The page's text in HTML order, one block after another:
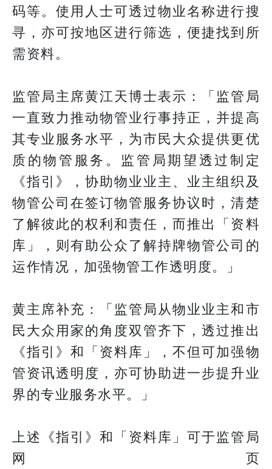
码等。使用人士可透过物业名称进行搜
寻，亦可按地区进行筛选，便捷找到所
需资料。
监管局主席黄江天博士表示：「监管局
一直致力推动物管业行事持正，并提高
其专业服务水平，为市民大众提供更优
质的物管服务。监管局期望透过制定
《指引》，协助物业业主、业主组织及
物管公司在签订物管服务协议时，清楚
了解彼此的权利和责任，而推出「资料
库」，则有助公众了解持牌物管公司的
运作情况，加强物管工作透明度。」
黄主席补充：「监管局从物业业主和市
民大众用家的角度双管齐下，透过推出
《指引》和「资料库」，不但可加强物
管资讯透明度，亦可协助进一步提升业
界的专业服务水平。」
上述《指引》和「资料库」可于监管局
网页